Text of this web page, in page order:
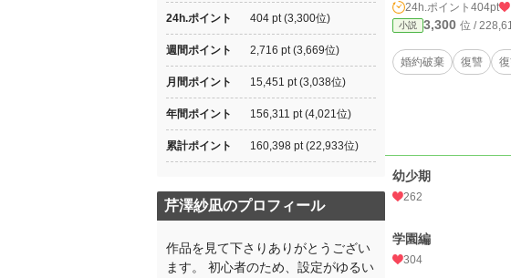
24h.ポイント 404pt
小説 3,300 位 /
婚約破棄 復讐
幼少期
262
学園編
304
24h.ポイント 404 pt (3,300位)
週間ポイント 2,716 pt (3,669位)
月間ポイント 15,451 pt (3,038位)
年間ポイント 156,311 pt (4,021位)
累計ポイント 160,398 pt (22,933位)
芹澤紗凪のプロフィール
作品を見て下さりありがとうござい
ます。 初心者のため、設定がゆるい